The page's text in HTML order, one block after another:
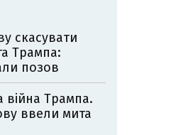
скасувати
Трампа:
позов
війна Трампа.
ввели мита